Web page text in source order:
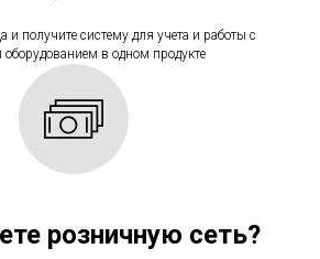
и получите систему для учета и работы с
в одном продукте
розничную сеть?